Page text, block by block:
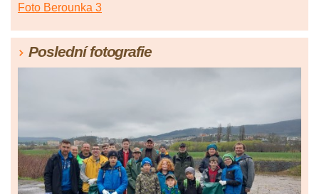
Foto Berounka 3
Poslední fotografie